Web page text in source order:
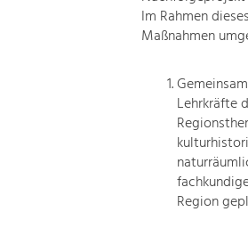
Im Rahmen
Maßnahmen
Lehrkräfte
Region